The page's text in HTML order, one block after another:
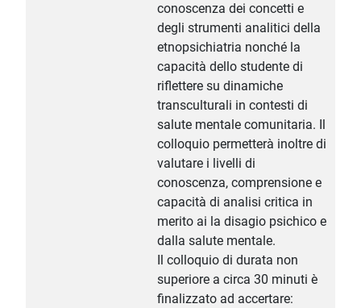
conoscenza dei concetti e
degli strumenti analitici della
etnopsichiatria nonché la
capacità dello studente di
riflettere su dinamiche
transculturali in contesti di
salute mentale comunitaria. Il
colloquio permetterà inoltre di
valutare i livelli di
conoscenza, comprensione e
capacità di analisi critica in
merito ai la disagio psichico e
dalla salute mentale.
Il colloquio di durata non
superiore a circa 30 minuti è
finalizzato ad accertare: